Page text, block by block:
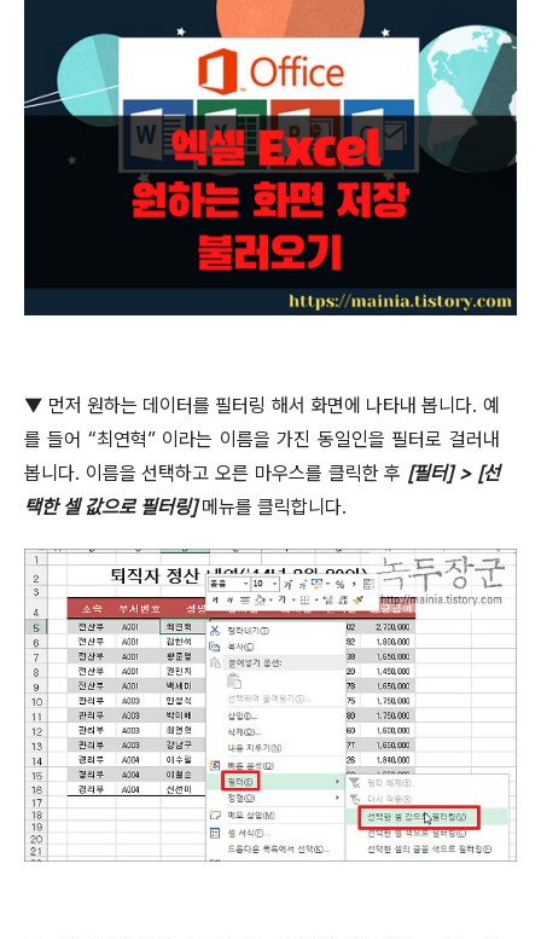
▼ 먼저 원하는 데이터를 필터링 해서 화면에 나타내 봅니다. 예
를 들어 “최연혁” 이라는 이름을 가진 동일인을 필터로 걸러내
봅니다. 이름을 선택하고 오른 마우스를 클릭한 후 [필터] > [선
택한 셀 값으로 필터링] 메뉴를 클릭합니다.